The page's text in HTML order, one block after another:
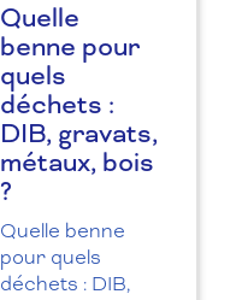
Quelle
benne pour
quels
déchets :
DIB, gravats,
métaux, bois
?
Quelle benne
pour quels
déchets : DIB,